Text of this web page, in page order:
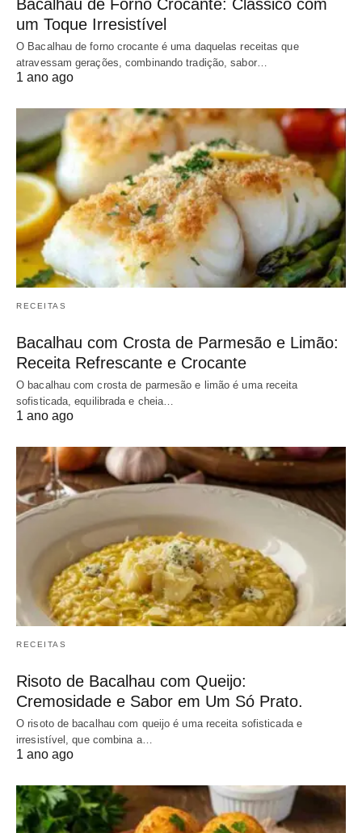
Bacalhau de Forno Crocante: Clássico com
um Toque Irresistível
O Bacalhau de forno crocante é uma daquelas receitas que
atravessam gerações, combinando tradição, sabor…
1 ano ago
RECEITAS
Bacalhau com Crosta de Parmesão e Limão:
Receita Refrescante e Crocante
O bacalhau com crosta de parmesão e limão é uma receita
sofisticada, equilibrada e cheia…
1 ano ago
RECEITAS
Risoto de Bacalhau com Queijo:
Cremosidade e Sabor em Um Só Prato.
O risoto de bacalhau com queijo é uma receita sofisticada e
irresistível, que combina a…
1 ano ago